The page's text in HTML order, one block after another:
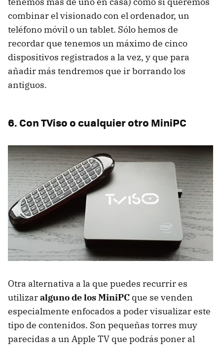
combinar el visionado con el ordenador, un
teléfono móvil o un tablet. Sólo hemos de
recordar que tenemos un máximo de cinco
dispositivos registrados a la vez, y que para
añadir más tendremos que ir borrando los
antiguos.
6. Con TViso o cualquier otro MiniPC
Otra alternativa a la que puedes recurrir es
utilizaralguno de los MiniPC que se venden
especialmente enfocados a poder visualizar este
tipo de contenidos. Son pequeñas torres muy
parecidas a un Apple TV que podrás poner al